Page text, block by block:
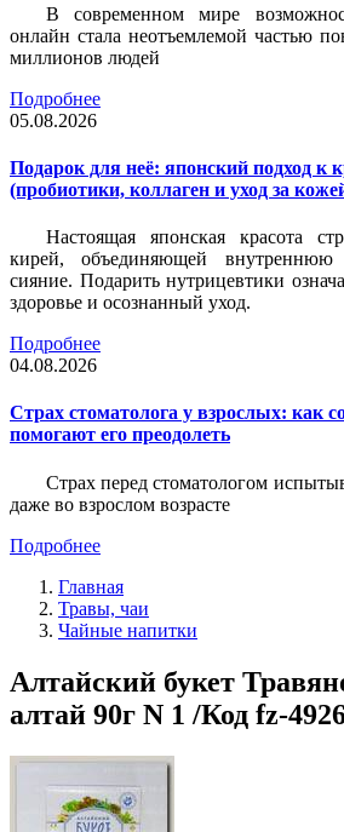
В современном мире
онлайн стала неотъемлемой частью
миллионов людей
Подробнее
05.08.2026
Подарок для неё: японский подход к
(пробиотики, коллаген и уход за
Настоящая японская красота
кирей, объединяющей
сияние. Подарить нутрицевтики
здоровье и осознанный уход.
Подробнее
04.08.2026
Страх стоматолога у взрослых: как
помогают его преодолеть
Страх перед стоматологом
даже во взрослом возрасте
Подробнее
Главная
Травы, чаи
Чайные напитки
Алтайский букет
алтай 90г N 1 /Код fz-